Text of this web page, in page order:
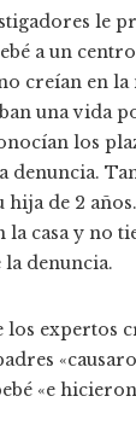
le
a un
creían en
una vida
los
denuncia.
hija de 2
casa y no
denuncia.
expertos
«e